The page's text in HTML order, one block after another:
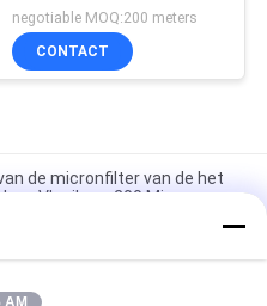
negotiable MOQ:200 meters
CONTACT
de micronfilter van de het
pp Vloeibare 200 Micron
de Graad Hoge Zak van de
AM